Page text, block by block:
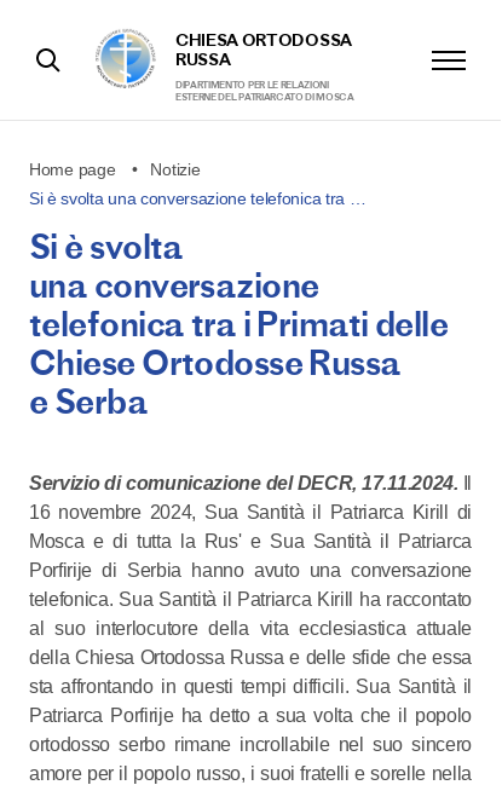
CHIESA ORTODOSSA
RUSSA
DIPARTIMENTO PER LE RELAZIONI
ESTERNE DEL PATRIARCATO DI MOSCA
Home page
Notizie
Si è svolta una conversazione telefonica tra …
Si è svolta
una conversazione
telefonica tra i Primati delle
Chiese Ortodosse Russa
e Serba
Servizio di comunicazione del DECR, 17.11.2024.
16 novembre 2024, Sua Santità il Patriarca Kirill di
Mosca e di tutta la Rus' e Sua Santità il Patriarca
Porfirije di Serbia hanno avuto una conversazione
telefonica. Sua Santità il Patriarca Kirill ha raccontato
al suo interlocutore della vita ecclesiastica attuale
della Chiesa Ortodossa Russa e delle sfide che essa
sta affrontando in questi tempi difficili. Sua Santità il
Patriarca Porfirije ha detto a sua volta che il popolo
ortodosso serbo rimane incrollabile nel suo sincero
amore per il popolo russo, i suoi fratelli e sorelle nella